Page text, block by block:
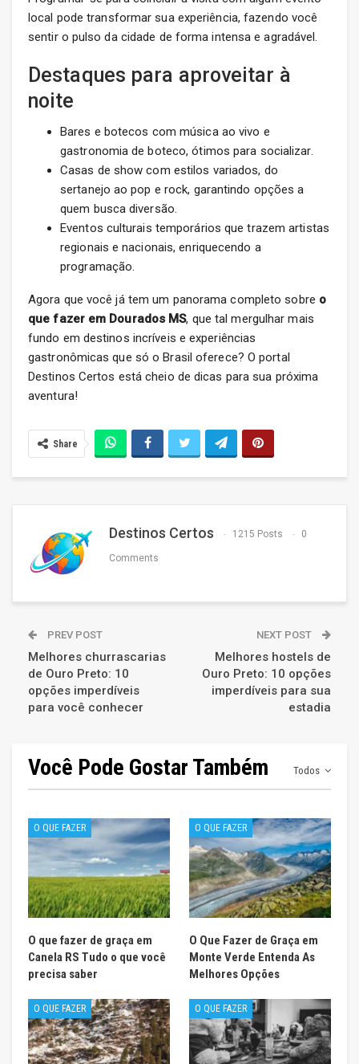
local pode transformar sua experiência, fazendo você
sentir o pulso da cidade de forma intensa e agradável.
Destaques para aproveitar à
noite
Bares e botecos com música ao vivo e
gastronomia de boteco, ótimos para socializar.
Casas de show com estilos variados, do
sertanejo ao pop e rock, garantindo opções a
quem busca diversão.
Eventos culturais temporários que trazem artistas
regionais e nacionais, enriquecendo a
programação.
Agora que você já tem um panorama completo sobre o
que fazer em Dourados MS, que tal mergulhar mais
fundo em destinos incríveis e experiências
gastronômicas que só o Brasil oferece? O portal
Destinos Certos está cheio de dicas para sua próxima
aventura!
Share
Destinos Certos 1215 Posts 0
Comments
PREV POST
Melhores churrascarias
de Ouro Preto: 10
opções imperdíveis
para você conhecer
NEXT POST
Melhores hostels de
Ouro Preto: 10 opções
imperdíveis para sua
estadia
Todos
Você Pode Gostar Também
O QUE FAZER
O que fazer de graça em
Canela RS Tudo o que você
precisa saber
O QUE FAZER
O Que Fazer de Graça em
Monte Verde Entenda As
Melhores Opções
O QUE FAZER O QUE FAZER